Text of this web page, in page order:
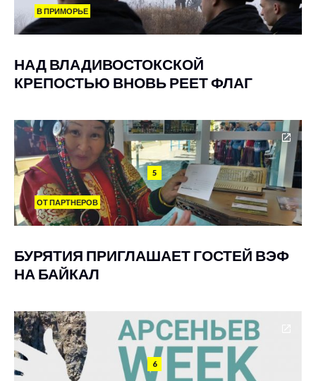
В ПРИМОРЬЕ
НАД ВЛАДИВОСТОКСКОЙ
КРЕПОСТЬЮ ВНОВЬ РЕЕТ ФЛАГ
5
ОТ ПАРТНЕРОВ
БУРЯТИЯ ПРИГЛАШАЕТ ГОСТЕЙ ВЭФ
НА БАЙКАЛ
6